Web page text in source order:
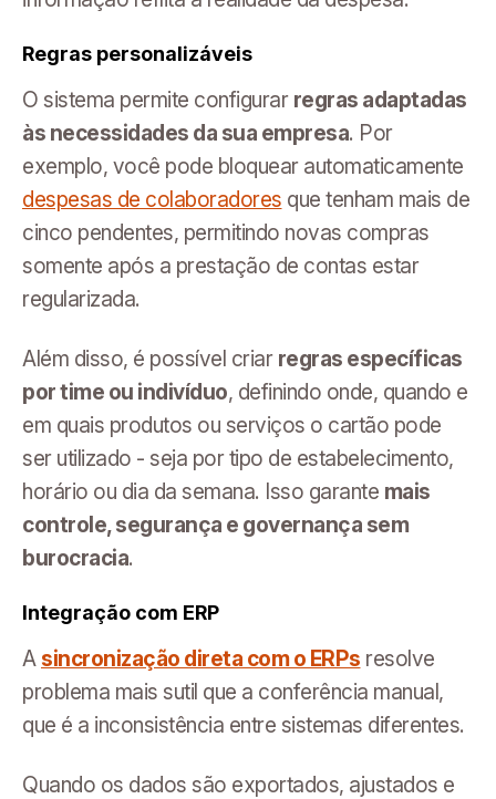
Regras personalizáveis
O sistema permite configurar regras adaptadas
às necessidades da sua empresa. Por
exemplo, você pode bloquear automaticamente
despesas de colaboradores que tenham mais de
cinco pendentes, permitindo novas compras
somente após a prestação de contas estar
regularizada.
Além disso, é possível criar regras específicas
por time ou indivíduo, definindo onde, quando e
em quais produtos ou serviços o cartão pode
ser utilizado - seja por tipo de estabelecimento,
horário ou dia da semana. Isso garante mais
controle, segurança e governança sem
burocracia.
Integração com ERP
A sincronização direta com o ERPs resolve
problema mais sutil que a conferência manual,
que é a inconsistência entre sistemas diferentes.
Quando os dados são exportados, ajustados e